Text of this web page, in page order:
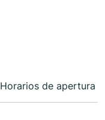
Horarios de apertura